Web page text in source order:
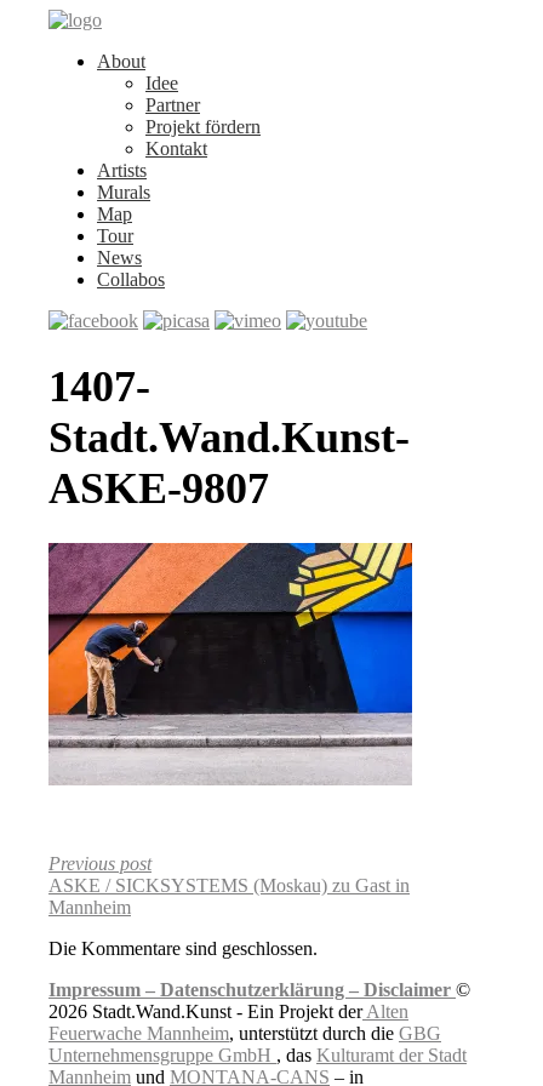
About
Idee
Partner
Projekt fördern
Kontakt
Artists
Murals
Map
Tour
News
Collabos
1407-
Stadt.Wand.Kunst-
ASKE-9807
Previous post
ASKE / SICKSYSTEMS (Moskau) zu Gast in
Mannheim
Die Kommentare sind geschlossen.
Impressum – Datenschutzerklärung – Disclaimer ©
2026 Stadt.Wand.Kunst - Ein Projekt derAlten
Feuerwache Mannheim, unterstützt durch die GBG
Unternehmensgruppe GmbH , das Kulturamt der Stadt
Mannheim und MONTANA-CANS – in